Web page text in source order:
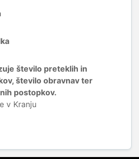
število preteklih in
število obravnav ter
postopkov.
v Kranju